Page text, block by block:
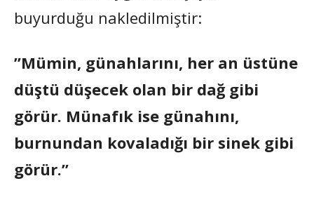
buyurduğu nakledilmiştir:
”Mümin, günahlarını, her an üstüne
düştü düşecek olan bir dağ gibi
görür. Münafık ise günahını,
burnundan kovaladığı bir sinek gibi
görür.”